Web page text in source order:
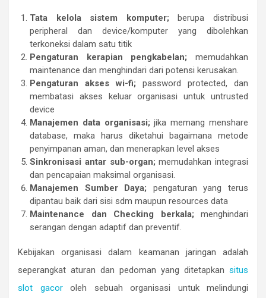
Tata kelola sistem komputer; berupa distribusi
peripheral dan device/komputer yang dibolehkan
terkoneksi dalam satu titik
Pengaturan kerapian pengkabelan; memudahkan
maintenance dan menghindari dari potensi kerusakan.
Pengaturan akses wi-fi; password protected, dan
membatasi akses keluar organisasi untuk untrusted
device
Manajemen data organisasi; jika memang menshare
database, maka harus diketahui bagaimana metode
penyimpanan aman, dan menerapkan level akses
Sinkronisasi antar sub-organ; memudahkan integrasi
dan pencapaian maksimal organisasi.
Manajemen Sumber Daya; pengaturan yang terus
dipantau baik dari sisi sdm maupun resources data
Maintenance dan Checking berkala; menghindari
serangan dengan adaptif dan preventif.
Kebijakan organisasi dalam keamanan jaringan adalah
seperangkat aturan dan pedoman yang ditetapkan situs
slot gacoroleh sebuah organisasi untuk melindungi